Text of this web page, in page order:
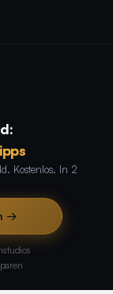
Kostenlos. In 2
→